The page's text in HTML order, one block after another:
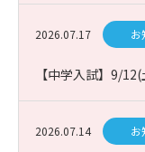
2026.07.17 お
【中学入試】9/
１回課題図書プレ
2026.07.14 お